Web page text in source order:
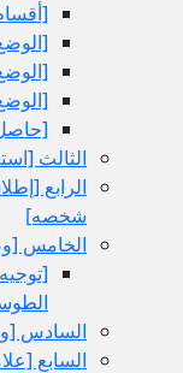
الثالث‏
الرابع‏
شخصه‏]
الخامس‏
السادس‏
السابع‏